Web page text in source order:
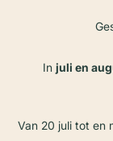
In juli en
Van 20 juli tot en